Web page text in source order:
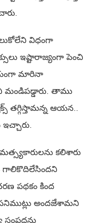
విధంగా
ఇష్టారాజ్యంగా పెంచి
మారినా
మండిపడ్డారు. తాము
తగ్గిస్తామన్న ఆయన..
కలిశారు
గాలికొదిలేసిందని
పథకం కింద
అందజేశామని
సంపదను